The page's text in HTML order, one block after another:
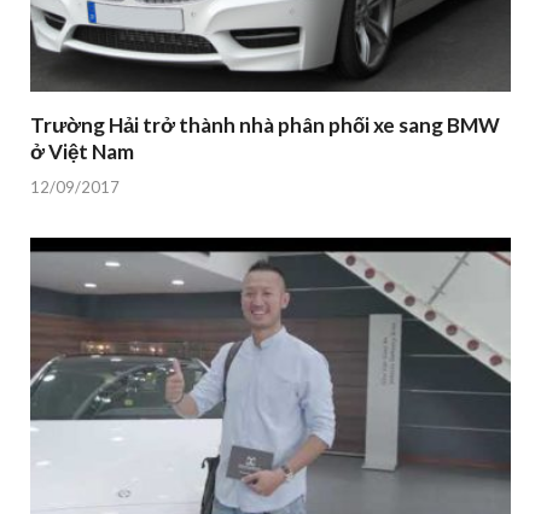
Trường Hải trở thành nhà phân phối xe sang BMW
ở Việt Nam
12/09/2017